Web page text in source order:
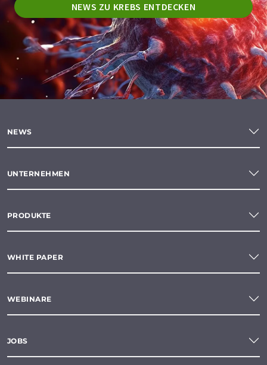
NEWS ZU KREBS ENTDECKEN
NEWS
UNTERNEHMEN
PRODUKTE
WHITE PAPER
WEBINARE
JOBS